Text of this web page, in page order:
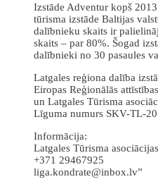
Izstāde Adventur kopš
tūrisma izstāde Baltijas
dalībnieku skaits ir
skaits – par 80%. Šogad
dalībnieki no 30 pasaules
Latgales reģiona dalība
Eiropas Reģionālās
un Latgales Tūrisma
Līguma numurs SKV-TL-
Informācija:
Latgales Tūrisma
+371 29467925
liga.kondrate@inbox.lv”